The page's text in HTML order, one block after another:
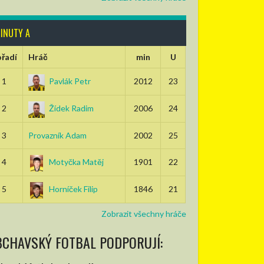
A
Hráč min U
1 Pavlák Petr 2012 23
2 Žídek Radim 2006 24
3 Provazník Adam 2002 25
4 Motyčka Matěj 1901 22
5 Horníček Filip 1846 21
Zobrazit všechny hráče
FOTBAL PODPORUJÍ: